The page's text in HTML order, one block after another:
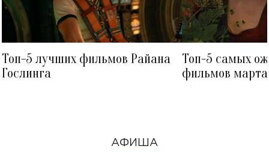
Топ-5 лучших фильмов Райана
Гослинга
Топ-5 самых
фильмов
АФИША